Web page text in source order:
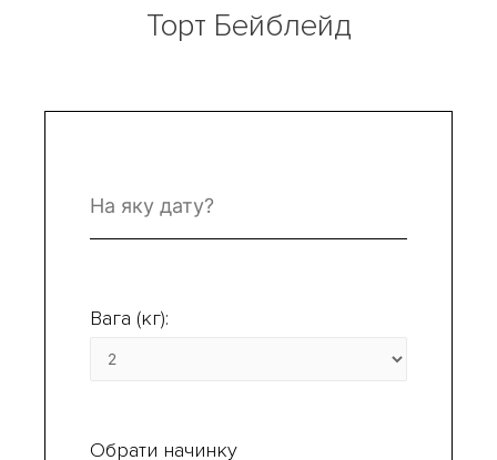
Торт Бейблейд
Вага (кг):
Обрати начинку